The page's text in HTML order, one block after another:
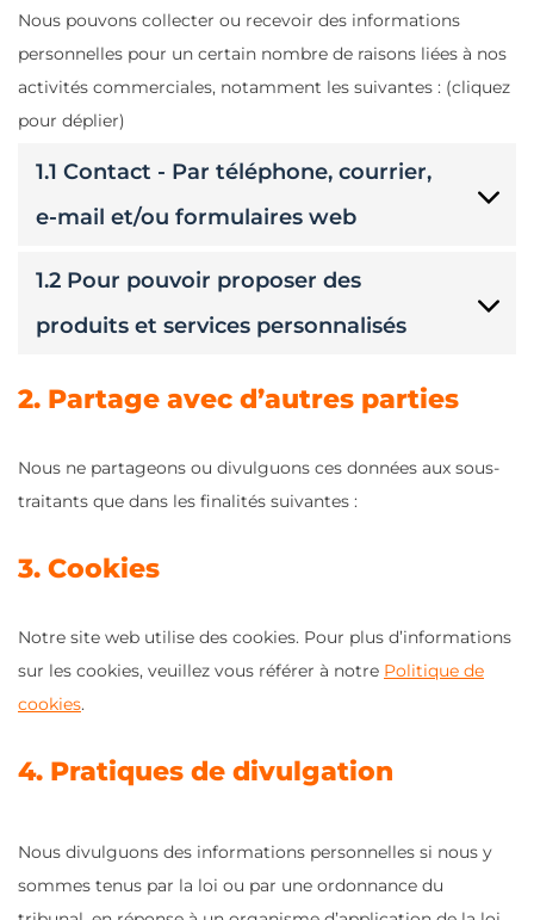
Nous pouvons collecter ou recevoir des informations
personnelles pour un certain nombre de raisons liées à nos
activités commerciales, notamment les suivantes : (cliquez
pour déplier)
1.1 Contact - Par téléphone, courrier,
e-mail et/ou formulaires web
1.2 Pour pouvoir proposer des
produits et services personnalisés
2. Partage avec d’autres parties
Nous ne partageons ou divulguons ces données aux sous-
traitants que dans les finalités suivantes :
3. Cookies
Notre site web utilise des cookies. Pour plus d’informations
sur les cookies, veuillez vous référer à notre Politique de
cookies.
4. Pratiques de divulgation
Nous divulguons des informations personnelles si nous y
sommes tenus par la loi ou par une ordonnance du